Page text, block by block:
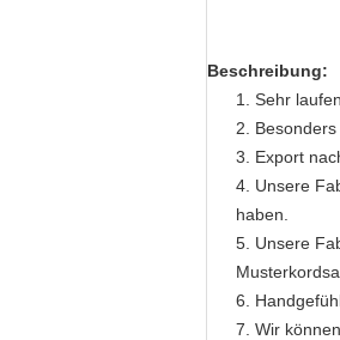
Beschreibung:
1. Sehr
2.
3. Export
4. Unsere
haben.
5. Unsere
6.
7. Wir